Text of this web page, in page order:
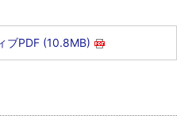
PDF (10.8MB)